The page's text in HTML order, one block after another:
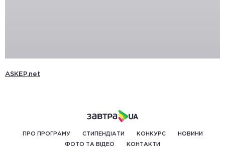
ASKEP.net
ПРО ПРОГРАМУ СТИПЕНДІАТИ КОНКУРС НОВИНИ
ФОТО ТА ВІДЕО КОНТАКТИ